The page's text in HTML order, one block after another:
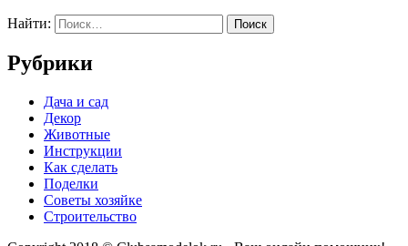
Найти:
Рубрики
Дача и сад
Декор
Животные
Инструкции
Как сделать
Поделки
Советы хозяйке
Строительство